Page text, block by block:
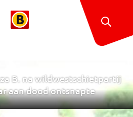
B. na wildwestschietpartij
aan dood ontsnapte